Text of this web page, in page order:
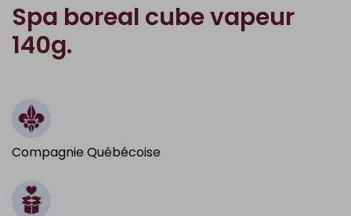
Spa boreal cube vapeur
140g.
Compagnie Québécoise